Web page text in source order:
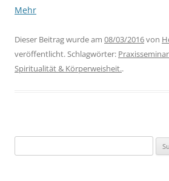
Mehr
Dieser Beitrag wurde am 08/03/2016von
veröffentlicht. Schlagwörter:
Spiritualität & Körperweisheit..
nach: